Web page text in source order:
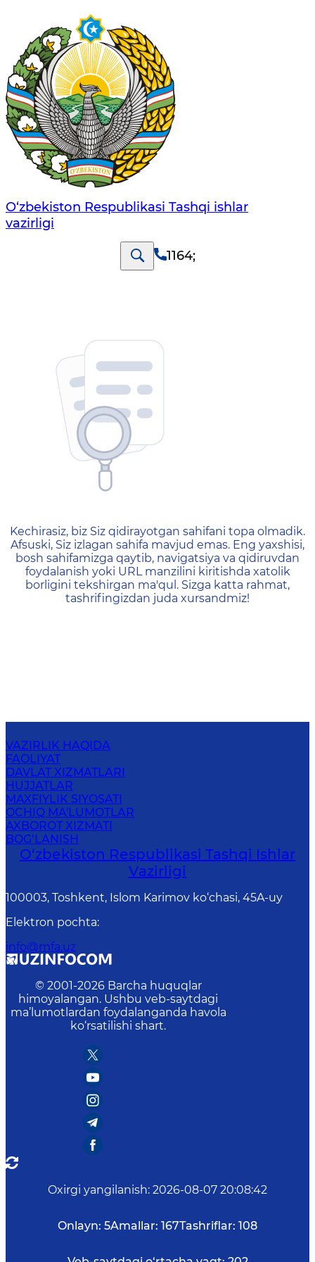
O‘zbеkistоn Rеspublikаsi Tashqi ishlаr
vаzirligi
1164;
404 — Страница не
Kechirasiz, biz Siz qidirayotgan sahifani topa olmadik.
Afsuski, Siz izlagan sahifa mavjud emas. Eng yaxshisi,
bosh sahifamizga qaytib, navigatsiya va qidiruvdan
foydalanish yoki URL manzilini kiritishda xatolik
borligini tekshirgan ma'qul. Sizga katta rahmat,
tashrifingizdan juda xursandmiz!
VAZIRLIK HAQIDA
FAOLIYAT
DAVLAT XIZMATLARI
HUJJATLAR
MAXFIYLIK SIYOSATI
OCHIQ MA'LUMOTLAR
AXBOROT XIZMATI
BOG‘LANISH
O‘zbеkistоn Rеspublikаsi Tashqi Ishlаr
Vаzirligi
100003, Toshkent, Islom Karimov ko‘chasi, 45A-uy
Elektron pochta:
info@mfa.uz
© 2001-2026 Barcha huquqlar
himoyalangan. Ushbu veb-saytdagi
ma’lumotlardan foydalanganda havola
ko‘rsatilishi shart.
Oxirgi yangilanish: 2026-08-07 20:08:42
Onlayn: 5Amallar: 167Tashriflar: 108